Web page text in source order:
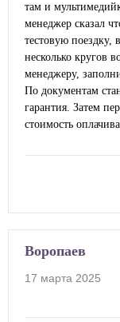
там и
менеджер сказал
тестовую поездку,
несколько кругов
менеджеру,
По документам
гарантия. Затем
стоимость
Воропаев
17 марта 2025